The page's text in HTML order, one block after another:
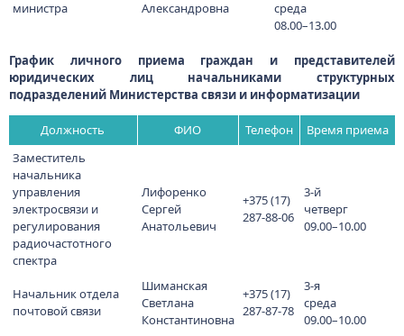
министра
Александровна
среда
08.00–13.00
График личного приема граждан и представителей
юридических лиц начальниками структурных
подразделений Министерства связи и информатизации
Должность ФИО Телефон
Время приема
Заместитель
начальника
управления
электросвязи и
регулирования
радиочастотного
спектра
Лифоренко
Сергей
Анатольевич
+375 (17)
287-88-06
3-й
четверг
09.00–10.00
Начальник отдела
почтовой связи
Шиманская
Светлана
Константиновна
+375 (17)
287-87-78
3-я
среда
09.00–10.00